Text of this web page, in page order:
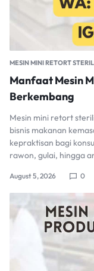
MESIN MINI RETORT
Manfaat Mesin
Berkembang
Mesin mini retort
bisnis makanan
kepraktisan bagi
rawon, gulai, hingga
August 5, 2026 0